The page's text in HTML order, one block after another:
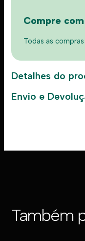
Compre
Todas as
Detalhes do
Envio e
Também